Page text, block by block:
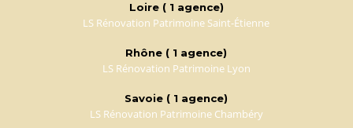
Loire ( 1 agence)
LS Rénovation Patrimoine Saint-Étienne
Rhône ( 1 agence)
LS Rénovation Patrimoine Lyon
Savoie ( 1 agence)
LS Rénovation Patrimoine Chambéry